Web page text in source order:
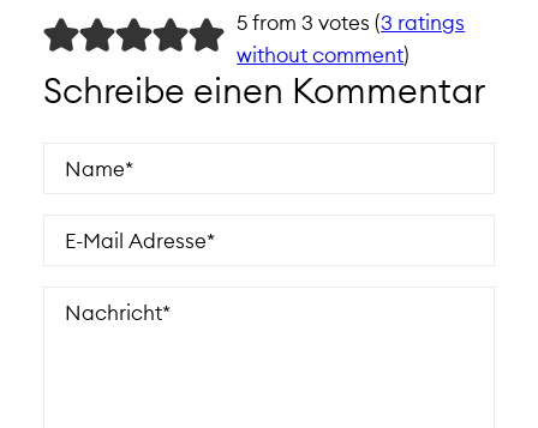
5 from 3 votes (3 ratings
without comment)
Schreibe einen Kommentar